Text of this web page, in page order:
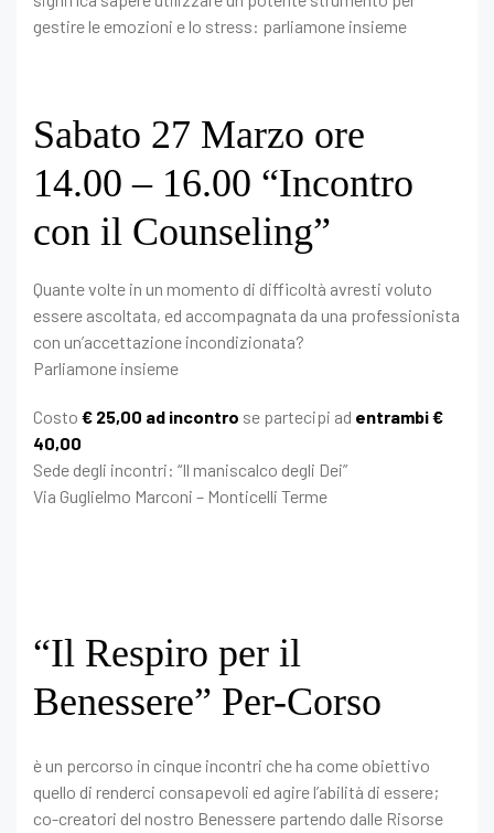
gestire le emozioni e lo stress: parliamone insieme
Sabato 27 Marzo ore
14.00 – 16.00 “Incontro
con il Counseling”
Quante volte in un momento di difficoltà avresti voluto
essere ascoltata, ed accompagnata da una professionista
con un’accettazione incondizionata?
Parliamone insieme
Costo € 25,00 ad incontro se partecipi ad entrambi €
40,00
Sede degli incontri: “Il maniscalco degli Dei”
Via Guglielmo Marconi – Monticelli Terme
“Il Respiro per il
Benessere” Per-Corso
è un percorso in cinque incontri che ha come obiettivo
quello di renderci consapevoli ed agire l’abilità di essere;
co-creatori del nostro Benessere partendo dalle Risorse